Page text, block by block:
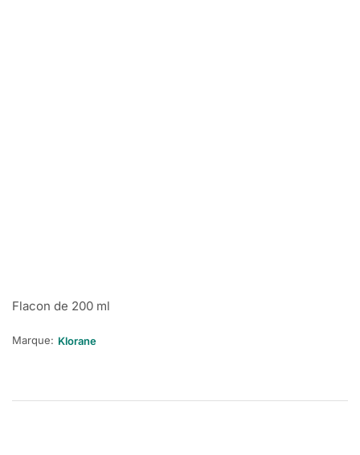
Flacon de 200 ml
Marque: Klorane